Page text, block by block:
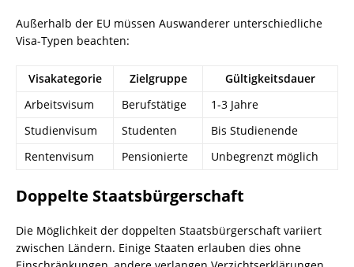
Außerhalb der EU müssen Auswanderer unterschiedliche
Visa-Typen beachten:
Visakategorie Zielgruppe
Gültigkeitsdauer
Arbeitsvisum
Berufstätige
1-3 Jahre
Studienvisum
Studenten
Bis Studienende
Rentenvisum
Pensionierte Unbegrenzt möglich
Doppelte Staatsbürgerschaft
Die Möglichkeit der doppelten Staatsbürgerschaft variiert
zwischen Ländern. Einige Staaten erlauben dies ohne